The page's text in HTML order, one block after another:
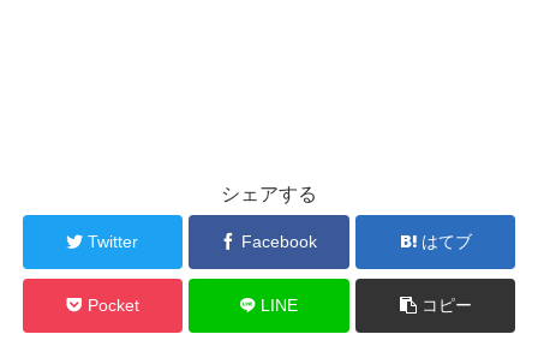
シェアする
Twitter Facebook はてブ
Pocket LINE コピー